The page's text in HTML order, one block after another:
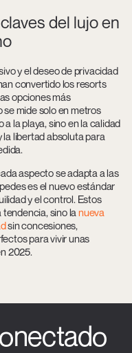
del lujo en
y el deseo de privacidad
convertido los resorts
opciones más
se mide solo en metros
la playa, sino en la calidad
la libertad absoluta para
aspecto se adapta a las
es el nuevo estándar
y el control. Estos
sino la nueva
sin concesiones,
para vivir unas
2025.